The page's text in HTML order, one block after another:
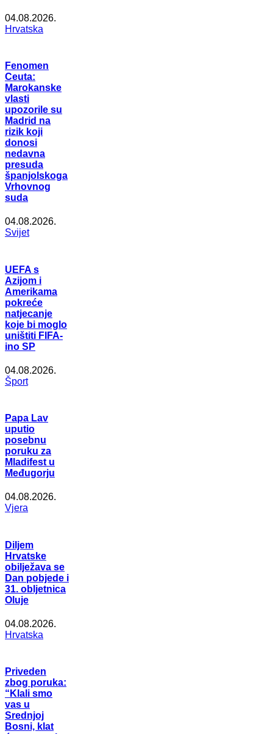
04.08.2026.
Hrvatska
Fenomen
Ceuta:
Marokanske
vlasti
upozorile su
Madrid na
rizik koji
donosi
nedavna
presuda
španjolskoga
Vrhovnog
suda
04.08.2026.
Svijet
UEFA s
Azijom i
Amerikama
pokreće
natjecanje
koje bi moglo
uništiti FIFA-
ino SP
04.08.2026.
Šport
Papa Lav
uputio
posebnu
poruku za
Mladifest u
Međugorju
04.08.2026.
Vjera
Diljem
Hrvatske
obilježava se
Dan pobjede i
31. obljetnica
Oluje
04.08.2026.
Hrvatska
Priveden
zbog poruka:
“Klali smo
vas u
Srednjoj
Bosni, klat